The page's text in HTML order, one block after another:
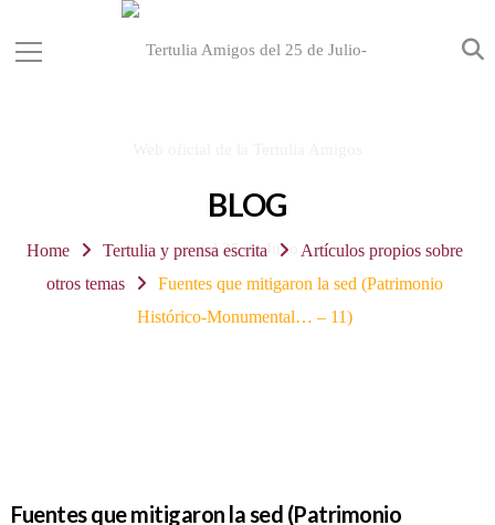
BLOG
Home Tertulia y prensa escrita
Artículos propios sobre
otros temas
Fuentes que mitigaron la sed (Patrimonio
Histórico-Monumental… – 11)
Fuentes que mitigaron la sed (Patrimonio